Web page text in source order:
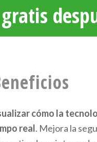
cómo la
real. Mejora la